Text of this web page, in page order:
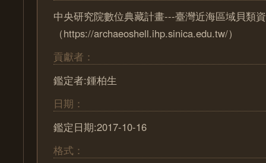
中央研究院數位典藏計畫---臺灣近海區域貝類
（https://archaeoshell.ihp.sinica.edu.tw/）
貢獻者：
鑑定者:鍾柏生
日期：
鑑定日期:2017-10-16
格式：